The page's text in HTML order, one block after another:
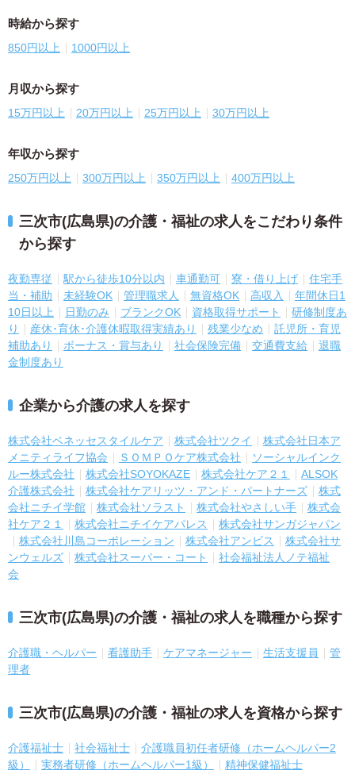
時給から探す
850円以上 1000円以上
月収から探す
15万円以上 20万円以上 25万円以上 30万円以上
年収から探す
250万円以上 300万円以上 350万円以上 400万円以上
三次市(広島県)の介護・福祉の求人をこだわり条件
から探す
夜勤専従 駅から徒歩10分以内 車通勤可 寮・借り上げ
住宅手
当・補助
未経験OK 管理職求人 無資格OK 高収入
年間休日1
10日以上
日勤のみ ブランクOK 資格取得サポート
研修制度あ
り
産休･育休･介護休暇取得実績あり 残業少なめ
託児所・育児
補助あり
ボーナス・賞与あり 社会保険完備 交通費支給
退職
金制度あり
企業から介護の求人を探す
株式会社ベネッセスタイルケア 株式会社ツクイ
株式会社日本ア
メニティライフ協会
ＳＯＭＰＯケア株式会社
ソーシャルインク
ルー株式会社
株式会社SOYOKAZE 株式会社ケア２１
ALSOK
介護株式会社
株式会社ケアリッツ・アンド・パートナーズ
株式
会社ニチイ学館
株式会社ソラスト 株式会社やさしい手
株式会
社ケア２１
株式会社ニチイケアパレス
株式会社サンガジャパン
株式会社川島コーポレーション
株式会社アンビス
株式会社サ
ンウェルズ
株式会社スーパー・コート
社会福祉法人ノテ福祉
会
三次市(広島県)の介護・福祉の求人を職種から探す
介護職・ヘルパー 看護助手 ケアマネージャー 生活支援員
管
理者
三次市(広島県)の介護・福祉の求人を資格から探す
介護福祉士 社会福祉士
介護職員初任者研修（ホームヘルパー2
級）
実務者研修（ホームヘルパー1級） 精神保健福祉士